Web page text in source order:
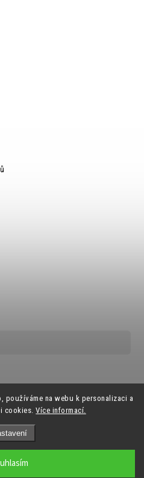
používáme na webu k personalizaci a
cookies.Více informací.
. Všechna práva vyhrazena.